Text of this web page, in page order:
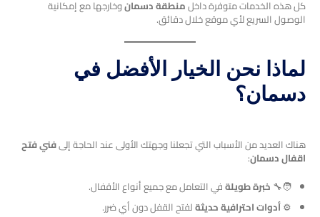
كل هذه الخدمات متوفرة داخلمنطقة دسمانوخارجها مع إمكانية
الوصول السريع لأي موقع خلال دقائق.
لماذا نحن الخيار الأفضل في
دسمان؟
هناك العديد من الأسباب التي تجعلنا وجهتك الأولى عند الحاجة إلىفني فتح
اقفال دسمان:
🧑‍🔧 خبرة طويلةفي التعامل مع جميع أنواع الأقفال.
⚙️أدوات احترافية حديثةلفتح القفل دون أي ضرر.